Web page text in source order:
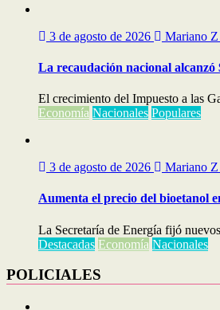
3 de agosto de 2026 Mariano Z
La recaudación nacional alcanzó
El crecimiento del Impuesto a las
Economía Nacionales Populares
3 de agosto de 2026 Mariano Z
Aumenta el precio del bioetanol
La Secretaría de Energía fijó
Destacadas Economía Nacionales
POLICIALES